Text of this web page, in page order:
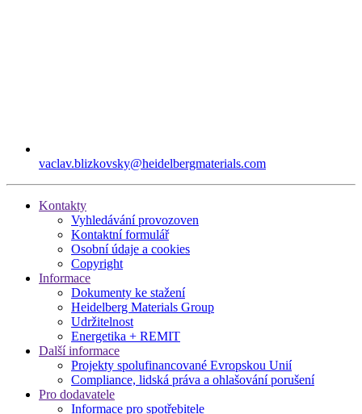
vaclav.blizkovsky​@heidelbergmaterials.com
Kontakty
Vyhledávání provozoven
Kontaktní formulář
Osobní údaje a cookies
Copyright
Informace
Dokumenty ke stažení
Heidelberg Materials Group
Udržitelnost
Energetika + REMIT
Další informace
Projekty spolufinancované Evropskou Unií
Compliance, lidská práva a ohlašování porušení
Pro dodavatele
Informace pro spotřebitele